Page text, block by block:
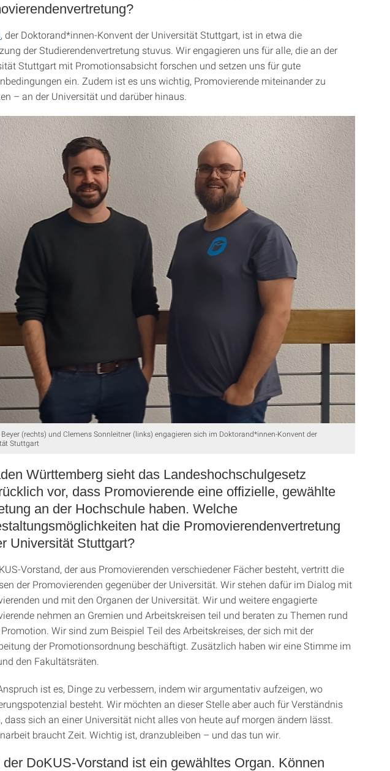
, der Doktorand*innen-Konvent der Universität Stuttgart, ist in etwa die
der Studierendenvertretung stuvus. Wir engagieren uns für alle, die an der
Stuttgart mit Promotionsabsicht forschen und setzen uns für gute
ein. Zudem ist es uns wichtig, Promovierende miteinander zu
– an der Universität und darüber hinaus.
(rechts) und Clemens Sonnleitner (links) engagieren sich im Doktorand*innen-Konvent der
Stuttgart
Württemberg sieht das Landeshochschulgesetz
vor, dass Promovierende eine offizielle, gewählte
an der Hochschule haben. Welche
hat die Promovierendenvertretung
Universität Stuttgart?
Vorstand, der aus Promovierenden verschiedener Fächer besteht, vertritt die
der Promovierenden gegenüber der Universität. Wir stehen dafür im Dialog mit
und mit den Organen der Universität. Wir und weitere engagierte
nehmen an Gremien und Arbeitskreisen teil und beraten zu Themen rund
Wir sind zum Beispiel Teil des Arbeitskreises, der sich mit der
der Promotionsordnung beschäftigt. Zusätzlich haben wir eine Stimme im
den Fakultätsräten.
ist es, Dinge zu verbessern, indem wir argumentativ aufzeigen, wo
besteht. Wir möchten an dieser Stelle aber auch für Verständnis
dass sich an einer Universität nicht alles von heute auf morgen ändern lässt.
braucht Zeit. Wichtig ist, dranzubleiben – und das tun wir.
der DoKUS-Vorstand ist ein gewähltes Organ. Können